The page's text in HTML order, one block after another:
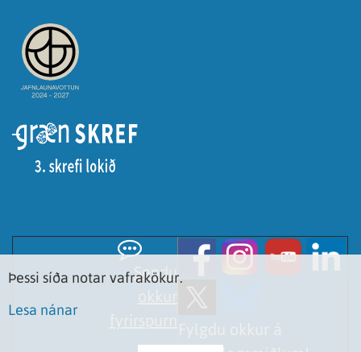
Sendu
Þessi síða notar vafrakökur.
Lesa nánar